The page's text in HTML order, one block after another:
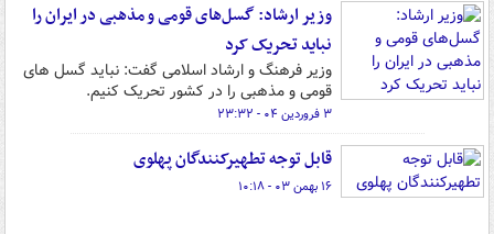
وزیر ارشاد: گسل‌های قومی و مذهبی در ایران را
نباید تحریک کرد
وزیر فرهنگ و ارشاد اسلامی گفت: نباید گسل های
قومی و مذهبی را در کشور تحریک کنیم.
۳ فروردین ۰۴ - ۲۳:۳۲
قابل توجه تطهیرکنندگان پهلوی
۱۶ بهمن ۰۳ - ۱۰:۱۸